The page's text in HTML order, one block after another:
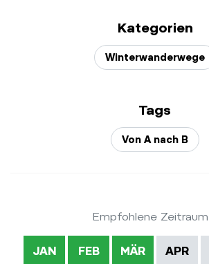
Kategorien
Winterwanderwege
Tags
Von A nach B
Empfohlene Zeitraum
JAN FEB MÄR APR